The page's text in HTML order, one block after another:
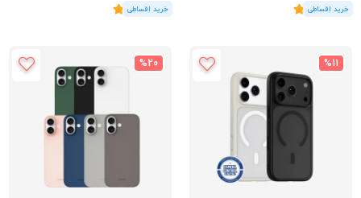
(2 رای)
5
(2 رای)
5
%11
%20